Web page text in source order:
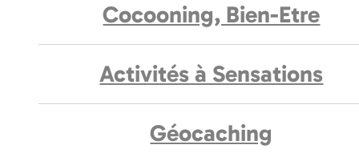
Cocooning, Bien-Etre
Activités à Sensations
Géocaching